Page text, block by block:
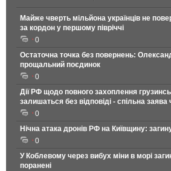
Майже чверть мільйона українців не
за кордон у першому півріччі
0
Остаточна точка без повернень:
прощальний поєдинок
0
Дії РФ щодо повного захоплення
залишаться без відповіді - спільна
0
Нічна атака дронів РФ на Київщину:
0
У Коблевому через вибух міни в морі
поранені